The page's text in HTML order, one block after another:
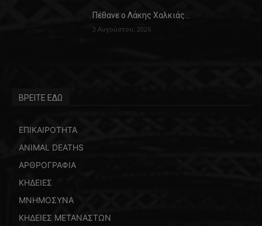
Πέθανε ο Λάκης Χαλκιάς…
3 Αυγούστου, 2026
ΒΡΕΙΤΕ ΕΔΩ
ΕΠΙΚΑΙΡΟΤΗΤΑ
ANIMAL DEATHS
ΑΡΘΡΟΓΡΑΦΙΑ
ΚΗΔΕΙΕΣ
ΜΝΗΜΟΣΥΝΑ
ΚΗΔΕΙΕΣ ΜΕΤΑΝΑΣΤΩΝ